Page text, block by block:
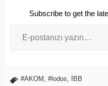
Subscribe to get the
#AKOM #lodos İBB